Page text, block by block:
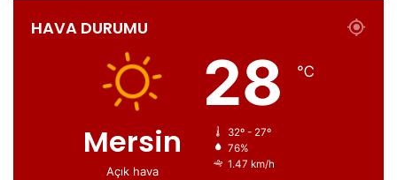
HAVA DURUMU
Mersin
Açık hava
28 ℃
32º - 27º
76%
1.47 km/h